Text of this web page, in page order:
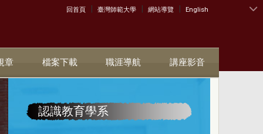
:::
回首頁 | 臺灣師範大學 | 網站導覽 | English
章 檔案下載 職涯導航 講座影音
認識教育學系